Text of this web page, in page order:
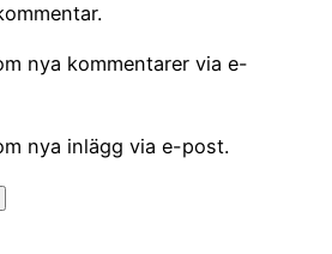
nya kommentarer via e-
nya inlägg via e-post.